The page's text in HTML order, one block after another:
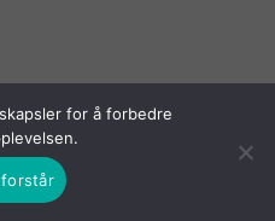
for å forbedre